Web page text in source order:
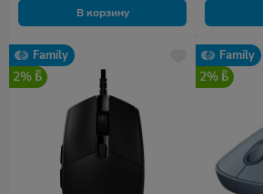
В корзину
Family
2%
Family
2%